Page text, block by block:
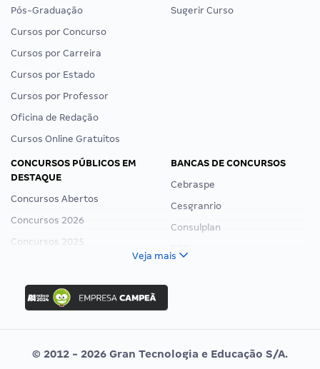
Pós-Graduação
Cursos por Concurso
Cursos por Carreira
Cursos por Estado
Cursos por Professor
Oficina de Redação
Cursos Online Gratuitos
Sugerir Curso
CONCURSOS PÚBLICOS EM
DESTAQUE
Concursos Abertos
Concursos 2026
Concursos 2025
Concurso Nacional Unificado
Concurso Ibama
Concurso MPU
Editais publicados
BANCAS DE CONCURSOS
Cebraspe
Cesgranrio
Consulplan
Vunesp
Veja mais
© 2012 - 2026 Gran Tecnologia e Educação S/A.